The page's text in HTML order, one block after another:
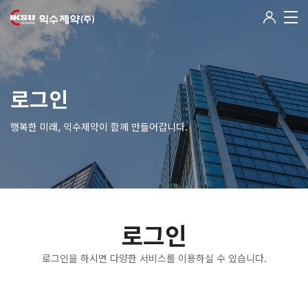
로그인
행복한 미래, 익수제약이 함께 만들어갑니다.
로그인
로그인을 하시면 다양한 서비스를 이용하실 수 있습니다.